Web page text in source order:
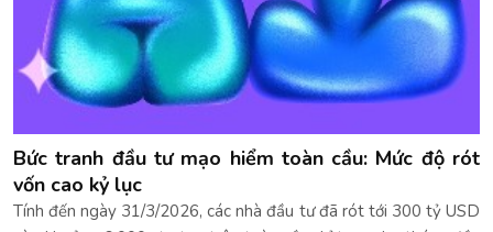
Bức tranh đầu tư mạo hiểm toàn cầu: Mức độ rót
vốn cao kỷ lục
Tính đến ngày 31/3/2026, các nhà đầu tư đã rót tới 300 tỷ USD